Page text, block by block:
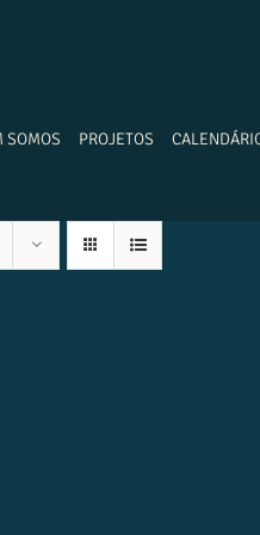
SOMOS PROJETOS